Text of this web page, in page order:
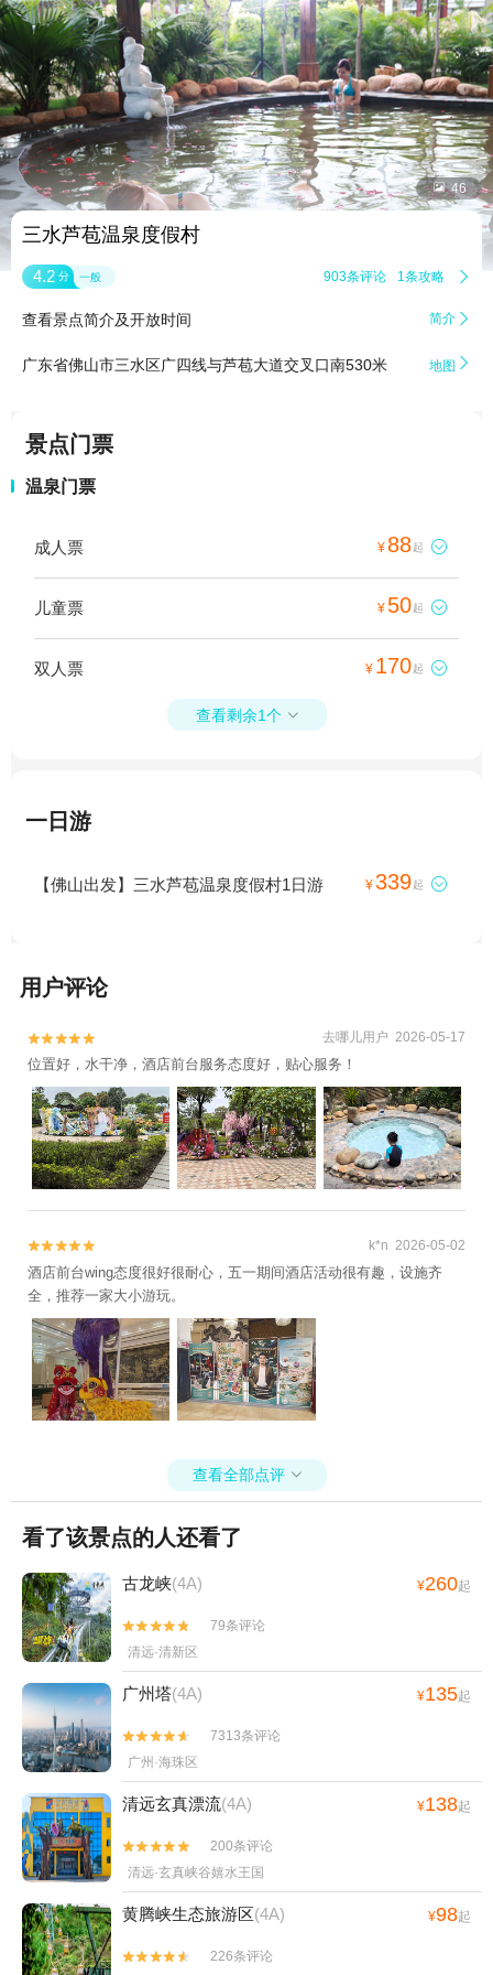
 46
三水芦苞温泉度假村
4.2 分 一般 903条评论 1条攻略 
查看景点简介及开放时间 简介 
广东省佛山市三水区广四线与芦苞大道交叉口南530米 地图 
景点门票
温泉门票
成人票 ¥ 88起 
儿童票 ¥ 50起 
双人票 ¥ 170起 
查看剩余1个 
一日游
【佛山出发】三水芦苞温泉度假村1日游 ¥339起 
用户评论

 去哪儿用户 2026-05-17
位置好，水干净，酒店前台服务态度好，贴心服务！

 k*n 2026-05-02
酒店前台wing态度很好很耐心，五一期间酒店活动很有趣，设施齐
全，推荐一家大小游玩。
查看全部点评 
看了该景点的人还看了
古龙峡(4A) ¥260起


79条评论
清远·清新区
广州塔(4A) ¥135起


7313条评论
广州·海珠区
清远玄真漂流(4A) ¥138起


200条评论
清远·玄真峡谷嬉水王国
黄腾峡生态旅游区(4A) ¥98起


226条评论
